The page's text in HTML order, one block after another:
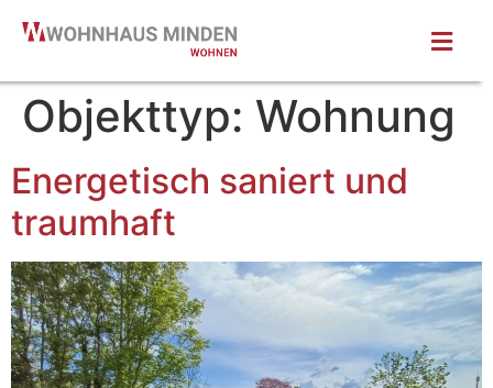
Objekttyp: Wohnung
Energetisch saniert und
traumhaft